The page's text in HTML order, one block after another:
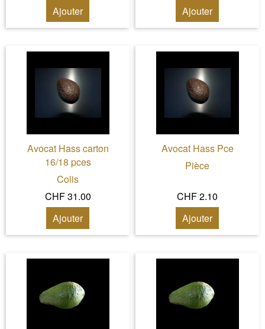
Ajouter
Ajouter
Avocat Hass carton
16/18 pces
Colis
CHF 31.00
Ajouter
Avocat Hass Pce
Pièce
CHF 2.10
Ajouter